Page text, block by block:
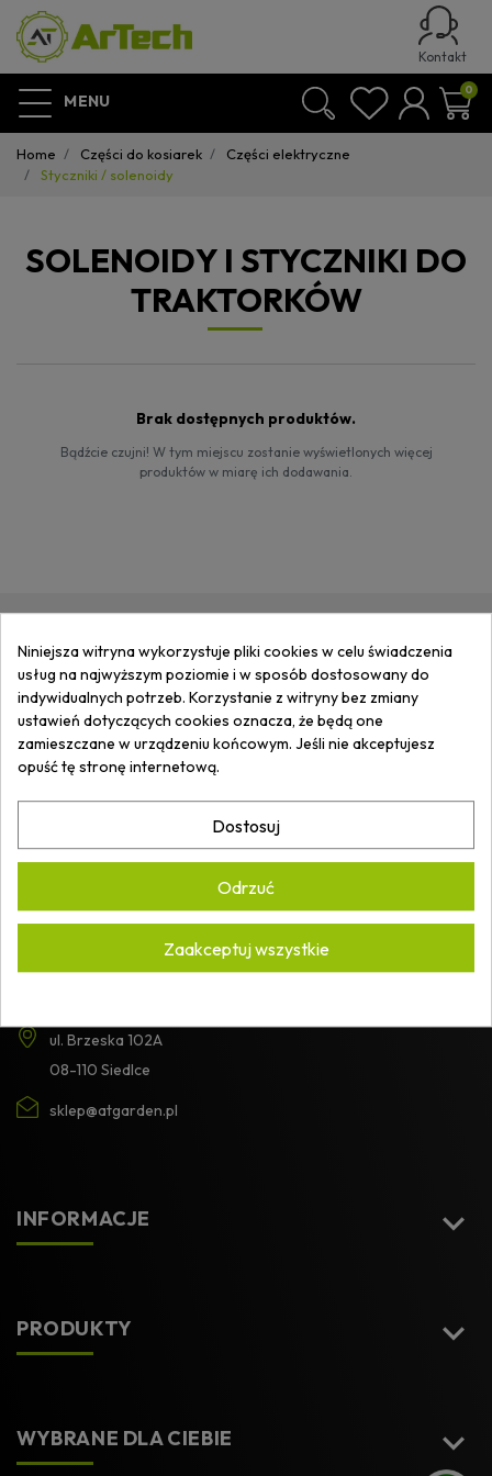
Kontakt
MENU
0
Home Części do kosiarek
Części elektryczne
Styczniki / solenoidy
SOLENOIDY I STYCZNIKI DO
TRAKTORKÓW
Brak dostępnych produktów.
Bądźcie czujni! W tym miejscu zostanie wyświetlonych więcej
produktów w miarę ich dodawania.
ZAPISZ SIĘ DONEWSLETTERAI
OTRZYMUJINFORMACJEO
NOWOŚCIACH I PROMOCJACH.
Politykę prywatności.
ARTECH ARKADIUSZ WASILUK
ul. Brzeska 102A
08-110 Siedlce
sklep@atgarden.pl
INFORMACJE 
PRODUKTY 
WYBRANE DLA CIEBIE 
Niniejsza witryna wykorzystuje pliki cookies w celu świadczenia
usług na najwyższym poziomie i w sposób dostosowany do
indywidualnych potrzeb. Korzystanie z witryny bez zmiany
ustawień dotyczących cookies oznacza, że będą one
zamieszczane w urządzeniu końcowym. Jeśli nie akceptujesz
opuść tę stronę internetową.
Dostosuj
Odrzuć
Zaakceptuj wszystkie